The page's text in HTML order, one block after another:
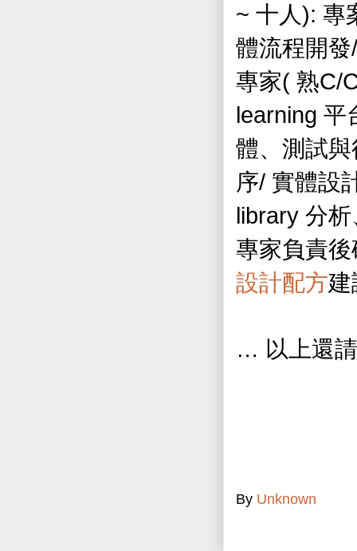
~ 十人): 專
體流程開發
專家( 熟C/
learning 平
體、測試
序/ 實體設
library 分析
專家負責後
設計配方建
… 以上還
By Unknown